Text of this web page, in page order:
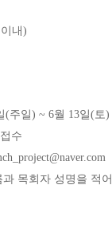
내)
(주일) ~ 6월 13일( 토)
수
목회자 성명을 적